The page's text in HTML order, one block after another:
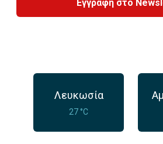
Εγγραφή στο
Λευκωσία
27 °C